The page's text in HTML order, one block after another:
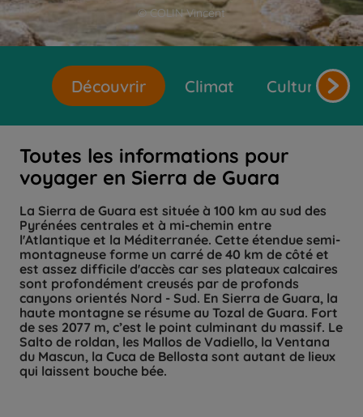
© COLIN Vincent
Découvrir Climat Cultures et
Toutes les informations pour
voyager en Sierra de Guara
La Sierra de Guara est située à 100 km au sud des
Pyrénées centrales et à mi-chemin entre
l'Atlantique et la Méditerranée. Cette étendue semi-
montagneuse forme un carré de 40 km de côté et
est assez difficile d'accès car ses plateaux calcaires
sont profondément creusés par de profonds
canyons orientés Nord - Sud. En Sierra de Guara, la
haute montagne se résume au Tozal de Guara. Fort
de ses 2077 m, c’est le point culminant du massif. Le
Salto de roldan, les Mallos de Vadiello, la Ventana
du Mascun, la Cuca de Bellosta sont autant de lieux
qui laissent bouche bée.